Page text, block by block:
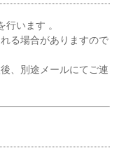
います 。
る場合がありますので
、別途メールにてご連